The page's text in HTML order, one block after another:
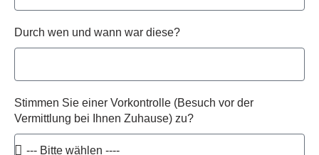
Durch wen und wann war diese?
Stimmen Sie einer Vorkontrolle (Besuch vor der
Vermittlung bei Ihnen Zuhause) zu?